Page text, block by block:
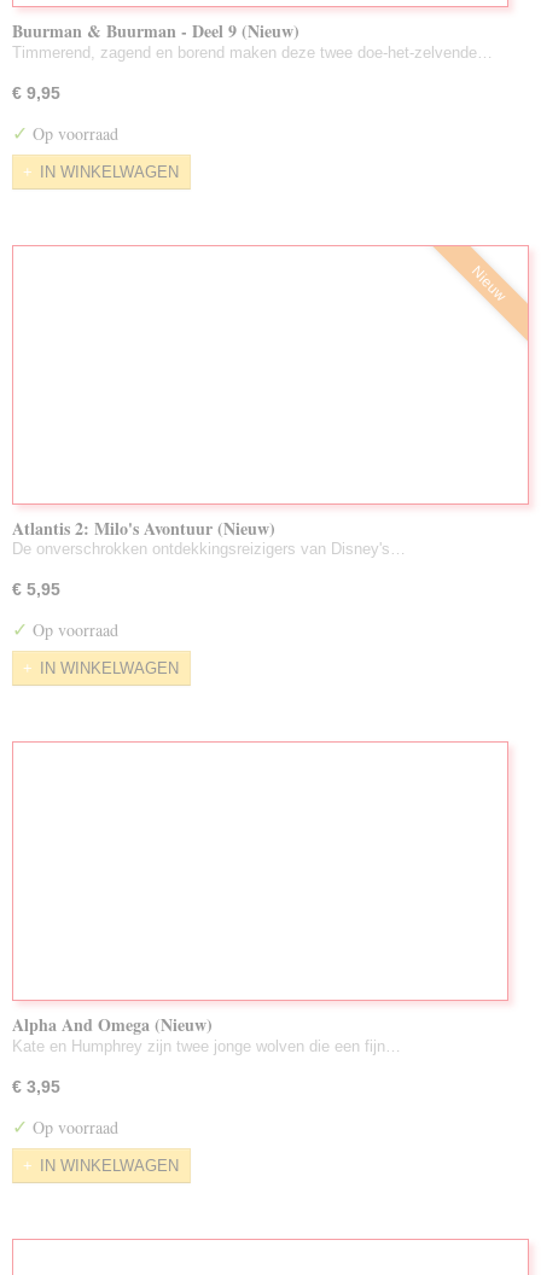
Buurman & Buurman - Deel 9 (Nieuw)
Timmerend, zagend en borend maken deze twee doe-het-zelvende…
€ 9,95
✓ Op voorraad
IN WINKELWAGEN
Nieuw
Atlantis 2: Milo's Avontuur (Nieuw)
De onverschrokken ontdekkingsreizigers van Disney's…
€ 5,95
✓ Op voorraad
IN WINKELWAGEN
Alpha And Omega (Nieuw)
Kate en Humphrey zijn twee jonge wolven die een fijn…
€ 3,95
✓ Op voorraad
IN WINKELWAGEN